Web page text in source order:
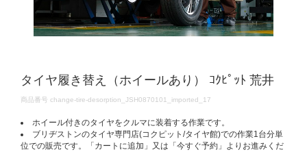
タイヤ履き替え（ホイールあり） ｺｸﾋﾟｯﾄ 荒井
DETAILS
商品番号 change-tire-desorption_JSH0870101_imported_17
ホイール付きのタイヤをクルマに装着する作業です。
ブリヂストンのタイヤ専門店(コクピット/タイヤ館)での作業1台分単
位での販売です。「カートに追加」又は「今すぐ予約」よりお進みくだ